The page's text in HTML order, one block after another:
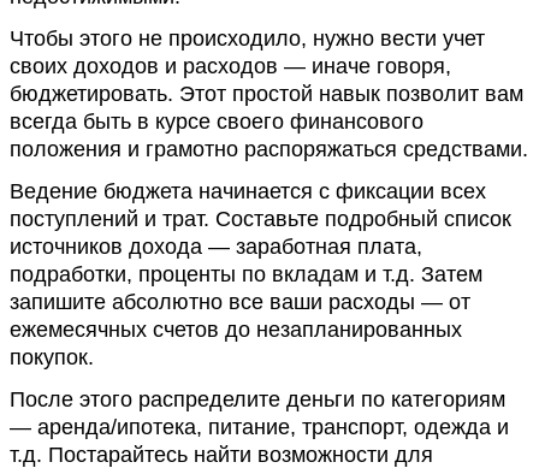
Чтобы этого не происходило, нужно вести учет
своих доходов и расходов — иначе говоря,
бюджетировать. Этот простой навык позволит вам
всегда быть в курсе своего финансового
положения и грамотно распоряжаться средствами.
Ведение бюджета начинается с фиксации всех
поступлений и трат. Составьте подробный список
источников дохода — заработная плата,
подработки, проценты по вкладам и т.д. Затем
запишите абсолютно все ваши расходы — от
ежемесячных счетов до незапланированных
покупок.
После этого распределите деньги по категориям
— аренда/ипотека, питание, транспорт, одежда и
т.д. Постарайтесь найти возможности для